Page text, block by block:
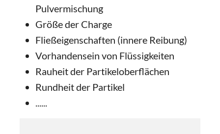
Pulvermischung
Größe der Charge
Fließeigenschaften (innere Reibung)
Vorhandensein von Flüssigkeiten
Rauheit der Partikeloberflächen
Rundheit der Partikel
......